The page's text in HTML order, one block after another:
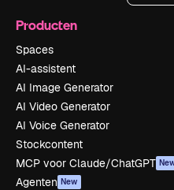
Producten
Spaces
AI-assistent
AI Image Generator
AI Video Generator
AI Voice Generator
Stockcontent
MCP voor Claude/ChatGPT
Agenten New